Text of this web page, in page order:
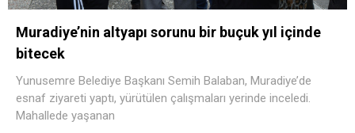
Muradiye’nin altyapı sorunu bir buçuk yıl içinde
bitecek
Yunusemre Belediye Başkanı Semih Balaban, Muradiye’de
esnaf ziyareti yaptı, yürütülen çalışmaları yerinde inceledi.
Mahallede yaşanan